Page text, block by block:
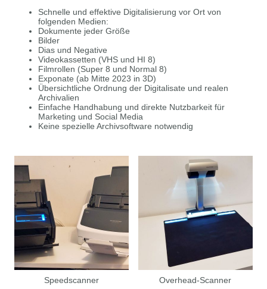
Schnelle und effektive Digitalisierung vor Ort von
folgenden Medien:
Dokumente jeder Größe
Bilder
Dias und Negative
Videokassetten (VHS und HI 8)
Filmrollen (Super 8 und Normal 8)
Exponate (ab Mitte 2023 in 3D)
Übersichtliche Ordnung der Digitalisate und realen
Archivalien
Einfache Handhabung und direkte Nutzbarkeit für
Marketing und Social Media
Keine spezielle Archivsoftware notwendig
Speedscanner Overhead-Scanner